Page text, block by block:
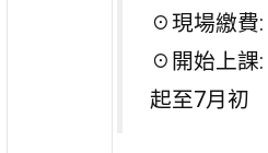
☉現場繳費:
☉開始上課:
起至7月初